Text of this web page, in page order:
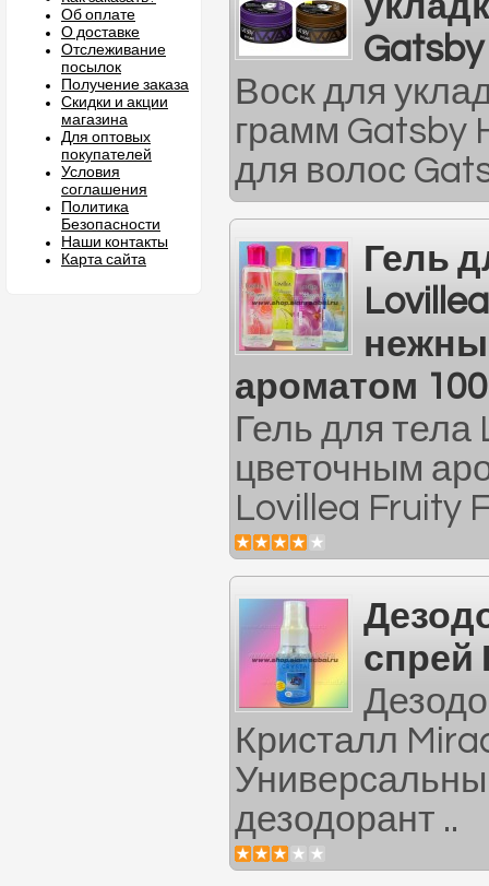
Об оплате
О доставке
Отслеживание
посылок
Получение заказа
Скидки и акции
магазина
Для оптовых
покупателей
Условия
соглашения
Политика
Безопасности
Наши контакты
Карта сайта
Воск для
грамм Gatsby
для волос
Гель
ароматом
Гель для
цветочным
Lovillea Fruity
спрей
Кристалл
дезодорант ..